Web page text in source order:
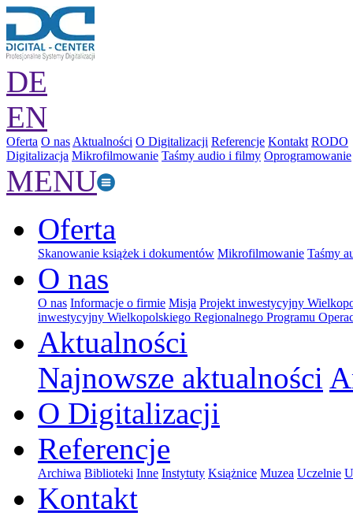
DE
EN
Oferta O nas Aktualności O Digitalizacji Referencje Kontakt RODO
Digitalizacja Mikrofilmowanie Taśmy audio i filmy Oprogramowanie
MENU
Oferta
Skanowanie książek i dokumentów Mikrofilmowanie Taśmy
O nas
O nas Informacje o firmie Misja Projekt inwestycyjny
inwestycyjny Wielkopolskiego Regionalnego Programu
Aktualności
Najnowsze aktualności
O Digitalizacji
Referencje
Archiwa Biblioteki Inne Instytuty Książnice Muzea Uczelnie
Kontakt